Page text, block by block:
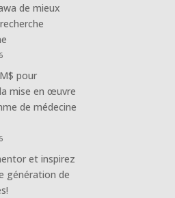
de mieux
pour
mise en œuvre
de médecine
et inspirez
génération de